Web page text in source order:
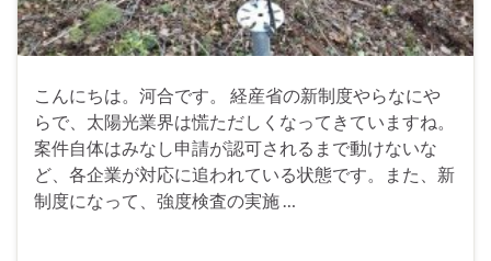
こんにちは。河合です。 経産省の新制度やらなにや
らで、太陽光業界は慌ただしくなってきていますね。
案件自体はみなし申請が認可されるまで動けないな
ど、各企業が対応に追われている状態です。また、新
制度になって、強度検査の実施 …